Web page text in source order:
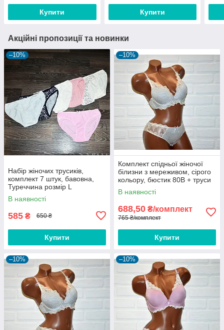
Купити Купити
Акційні пропозиції та новинки
–10%
Набір жіночих трусиків,
комплект 7 штук, бавовна,
Туреччина розмір L
В наявності
585 ₴ 650 ₴
Купити
–10%
Комплект спідньої жіночої
білизни з мереживом, сірого
кольору, бюстик 80B + труси
сліпи розмір L
В наявності
688,50 ₴/комплект
765 ₴/комплект
Купити
–10% –10%